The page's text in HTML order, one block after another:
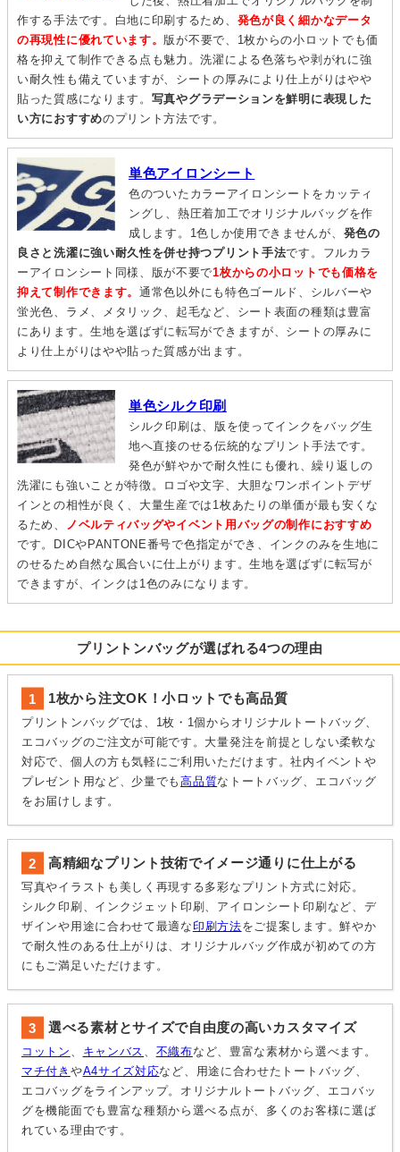
作する手法です。白地に印刷するため、 発色が良く細かなデータ
の再現性に優れています。
版が不要で、1枚からの小ロットでも価
格を抑えて制作できる点も魅力。洗濯による色落ちや剥がれに強
い耐久性も備えていますが、シートの厚みにより仕上がりはやや
貼った質感になります。 写真やグラデーションを鮮明に表現した
い方におすすめのプリント方法です。
単色アイロンシート
色のついたカラーアイロンシートをカッティ
ングし、熱圧着加工でオリジナルバッグを作
成します。1色しか使用できませんが、 発色の
良さと洗濯に強い耐久性を併せ持つプリント手法です。フルカラ
ーアイロンシート同様、版が不要で1枚からの小ロットでも価格を
抑えて制作できます。 通常色以外にも特色ゴールド、シルバーや
蛍光色、ラメ、メタリック、起毛など、シート表面の種類は豊富
にあります。生地を選ばずに転写ができますが、シートの厚みに
より仕上がりはやや貼った質感が出ます。
単色シルク印刷
シルク印刷は、版を使ってインクをバッグ生
地へ直接のせる伝統的なプリント手法です。
発色が鮮やかで耐久性にも優れ、繰り返しの
洗濯にも強いことが特徴。ロゴや文字、大胆なワンポイントデザ
インとの相性が良く、大量生産では1枚あたりの単価が最も安くな
るため、 ノベルティバッグやイベント用バッグの制作におすすめ
です。DICやPANTONE番号で色指定ができ、インクのみを生地に
のせるため自然な風合いに仕上がります。生地を選ばずに転写が
できますが、インクは1色のみになります。
プリントンバッグが選ばれる4つの理由
1枚から注文OK！小ロットでも高品質
プリントンバッグでは、1枚・1個からオリジナルトートバッグ、
エコバッグのご注文が可能です。大量発注を前提としない柔軟な
対応で、個人の方も気軽にご利用いただけます。社内イベントや
プレゼント用など、少量でも高品質なトートバッグ、エコバッグ
をお届けします。
高精細なプリント技術でイメージ通りに仕上がる
写真やイラストも美しく再現する多彩なプリント方式に対応。
シルク印刷、インクジェット印刷、アイロンシート印刷など、デ
ザインや用途に合わせて最適な印刷方法をご提案します。鮮やか
で耐久性のある仕上がりは、オリジナルバッグ作成が初めての方
にもご満足いただけます。
選べる素材とサイズで自由度の高いカスタマイズ
コットン 、 キャンバス 、 不織布など、豊富な素材から選べます。
マチ付き やA4サイズ対応など、用途に合わせたトートバッグ、
エコバッグをラインアップ。オリジナルトートバッグ、エコバッ
グを機能面でも豊富な種類から選べる点が、多くのお客様に選ば
れている理由です。